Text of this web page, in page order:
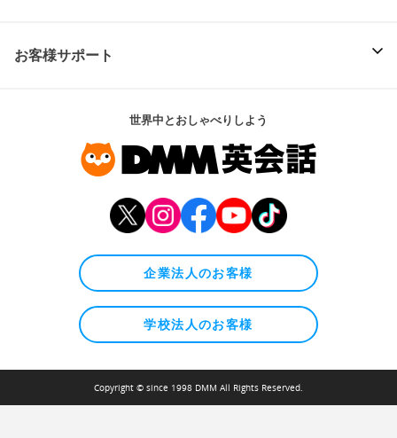
お客様サポート
世界中とおしゃべりしよう
企業法人のお客様
学校法人のお客様
Copyright © since 1998 DMM All Rights Reserved.